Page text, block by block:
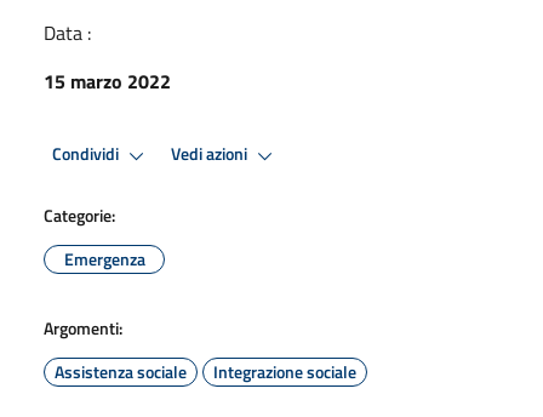
Data :
15 marzo 2022
Condividi Vedi azioni
Categorie:
Emergenza
Argomenti:
Assistenza sociale
Integrazione sociale